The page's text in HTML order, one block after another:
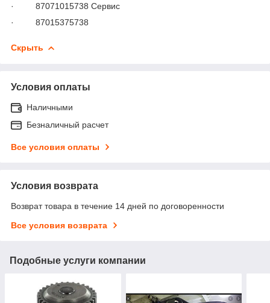
· 87071015738 Сервис
· 87015375738
Скрыть
Условия оплаты
Наличными
Безналичный расчет
Все условия оплаты
Условия возврата
Возврат товара в течение 14 дней по договоренности
Все условия возврата
Подобные услуги компании